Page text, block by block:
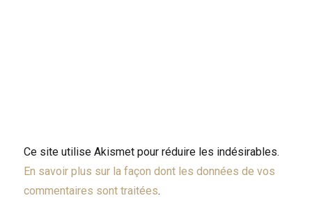
Ce site utilise Akismet pour réduire les indésirables.
En savoir plus sur la façon dont les données de vos
commentaires sont traitées.